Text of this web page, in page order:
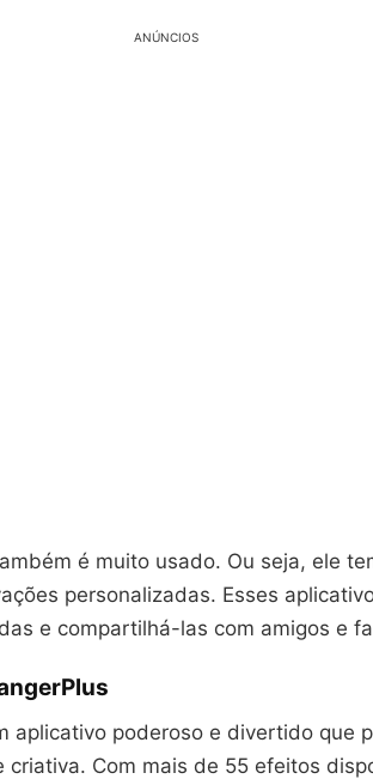
ANÚNCIOS
é muito usado. Ou seja, ele
personalizadas. Esses
e compartilhá-las com amigos e
aplicativo poderoso e divertido que
criativa. Com mais de 55 efeitos